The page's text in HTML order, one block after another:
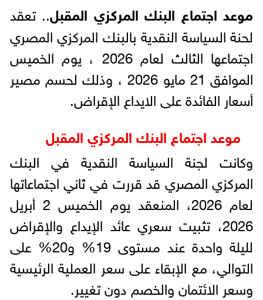
موعد اجتماع البنك المركزي المقبل.. تعقد
لحنة السياسة النقدية بالبنك المركزي المصري
اجتماعها الثالث لعام 2026 ، يوم الخميس
الموافق 21 مايو 2026 ، وذلك لحسم مصير
أسعار الفائدة على الايداع الإقراض.
موعد اجتماع البنك المركزي المقبل
وكانت لجنة السياسة النقدية في البنك
المركزي المصري قد قررت في ثاني اجتماعاتها
لعام 2026، المنعقد يوم الخميس 2 أبريل
2026، تثبيت سعري عائد الإيداع والإقراض
لليلة واحدة عند مستوى 19% و20% على
التوالي، مع الإبقاء على سعر العملية الرئيسية
وسعر الائتمان والخصم دون تغيير.